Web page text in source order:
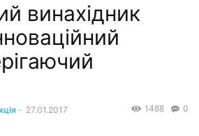
винахідник
- 27.01.2017 0
1488